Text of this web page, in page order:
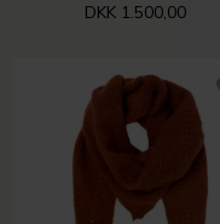
DKK 1.500,00